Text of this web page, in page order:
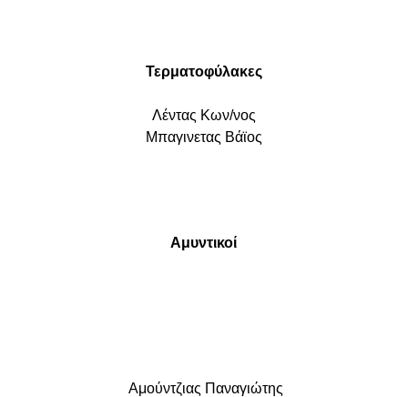
Τερματοφύλακες
Λέντας Κων/νος
Μπαγινετας Βάϊος
Αμυντικοί
Αμούντζιας Παναγιώτης